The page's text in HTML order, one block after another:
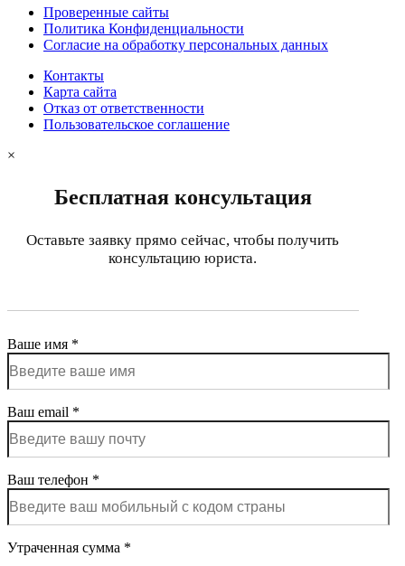
Проверенные сайты
Политика Конфиденциальности
Согласие на обработку персональных данных
Контакты
Карта сайта
Отказ от ответственности
Пользовательское соглашение
×
Бесплатная консультация
Оставьте заявку прямо сейчас, чтобы получить
консультацию юриста.
Ваше имя *
Ваш email *
Ваш телефон *
Утраченная сумма *